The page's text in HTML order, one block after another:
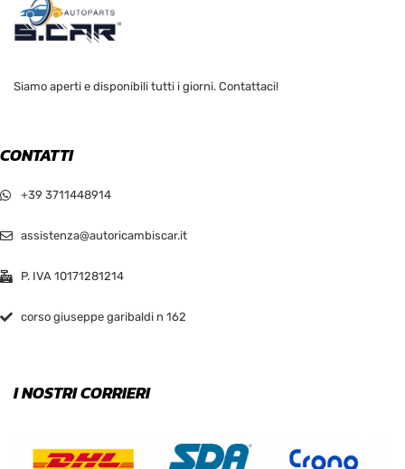
Siamo aperti e disponibili tutti i giorni. Contattaci!
CONTATTI
+39 3711448914
assistenza@autoricambiscar.it
P. IVA 10171281214
corso giuseppe garibaldi n 162
I NOSTRI CORRIERI